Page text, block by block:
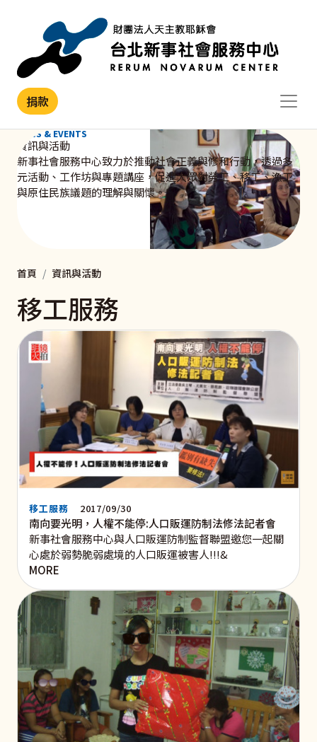
捐款
NEWS & EVENTS
資訊與活動
新事社會服務中心致力於推動社會正義與修和行動，透過多
元活動、工作坊與專題講座，促進大眾對勞工、移工、漁工
與原住民族議題的理解與關懷。
首頁 資訊與活動
移工服務
移工服務 2017/09/30
南向要光明，人權不能停:人口販運防制法修法記者會
新事社會服務中心與人口販運防制監督聯盟邀您一起關
心處於弱勢脆弱處境的人口販運被害人!!!&
MORE